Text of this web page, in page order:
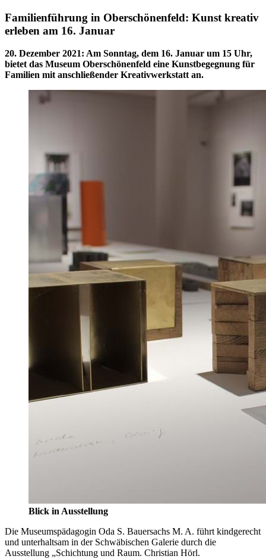
Familienführung in Oberschönenfeld: Kunst kreativ
erleben am 16. Januar
20. Dezember 2021: Am Sonntag, dem 16. Januar um 15 Uhr,
bietet das Museum Oberschönenfeld eine Kunstbegegnung für
Familien mit anschließender Kreativwerkstatt an.
Blick in Ausstellung
Die Museumspädagogin Oda S. Bauersachs M. A. führt kindgerecht
und unterhaltsam in der Schwäbischen Galerie durch die
Ausstellung „Schichtung und Raum. Christian Hörl.